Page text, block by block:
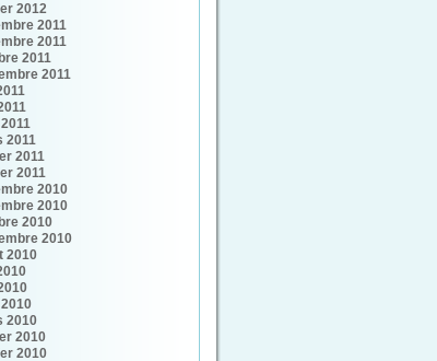
2012
2011
2011
2011
2011
2011
2011
2011
2010
2010
2010
2010
2010
2010
2010
2010